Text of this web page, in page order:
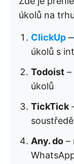
úkolů na
ClickUp
úkolů s
Todoist –
úkolů
TickTick
Any. do –